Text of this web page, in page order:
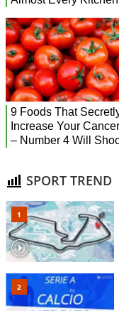
SPORT TREND